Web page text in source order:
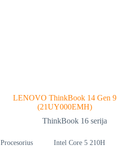
LENOVO ThinkBook 14 Gen 9
(21UY000EMH)
ThinkBook 16 serija
Procesorius
Intel Core 5 210H